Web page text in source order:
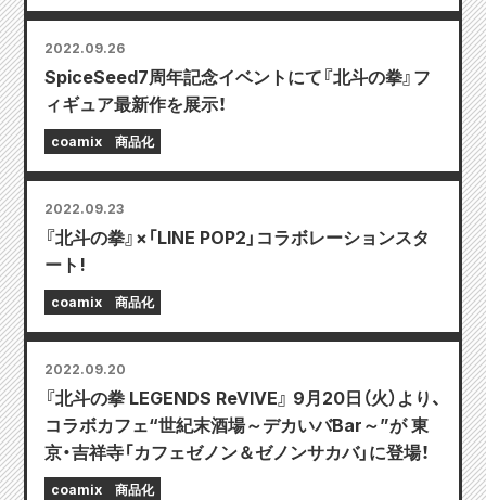
2022.09.26
SpiceSeed7周年記念イベントにて『北斗の拳』フ
ィギュア最新作を展示！
coamix 商品化
2022.09.23
『北斗の拳』×「LINE POP2」コラボレーションスタ
ート!
coamix 商品化
2022.09.20
『北斗の拳 LEGENDS ReVIVE』 9月20日（火）より、
コラボカフェ“世紀末酒場～デカいバBar～”が 東
京・吉祥寺「カフェゼノン＆ゼノンサカバ」に登場！
coamix 商品化